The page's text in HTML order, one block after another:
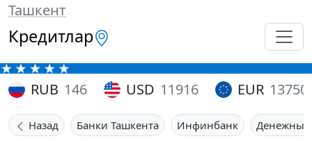
Ташкент
Кредитлар
RUB 146 USD 11916 EUR 13750
Назад Банки Ташкента Инфинбанк Денежные